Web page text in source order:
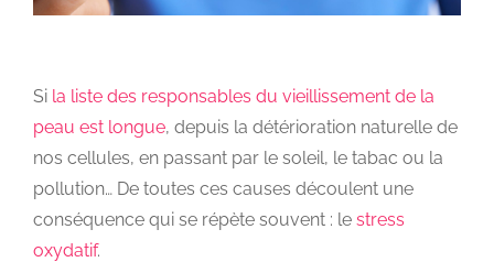
Si la liste des responsables du vieillissement de la
peau est longue, depuis la détérioration naturelle de
nos cellules, en passant par le soleil, le tabac ou la
pollution… De toutes ces causes découlent une
conséquence qui se répète souvent : le stress
oxydatif.